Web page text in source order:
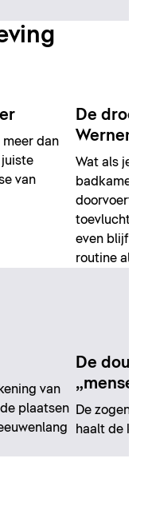
meer dan
van
De
Werner
Wat als je
badkamer
doorvoert?
even blijft
routine al
van
plaatsen
De
De
haalt de